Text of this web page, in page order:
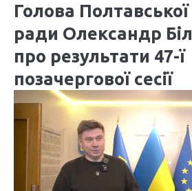
Голова
ради Олександр
про результати 47-ї
позачергової сесії